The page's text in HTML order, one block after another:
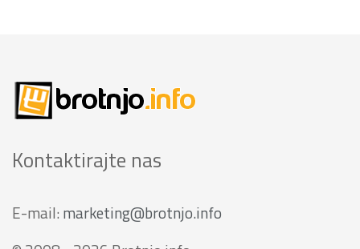
Kontaktirajte nas
E-mail: marketing@brotnjo.info